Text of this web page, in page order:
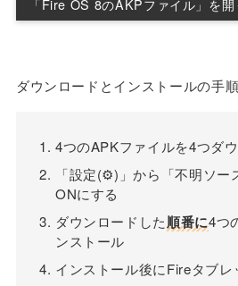
(Android 5.0+)
Google Play Store
Google Services
213742215) (040300)
Google Account Manager
375135971 (nodpi)
「Fire OS 8のAKPファイル」を開
Google Play services
480714934) (150400)
Google Play Store
481699564 (nodpi)
ダウンロードとインストールの手
4つのAPKファイルを4つダ
「設定(⚙)」から「不明ソー
ONにする
ダウンロードした順番に4つ
ンストール
インストール後にFireタブレ